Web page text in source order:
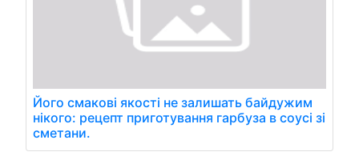
Його смакові якості не залишать байдужим
нікого: рецепт приготування гарбуза в соусі зі
сметани.